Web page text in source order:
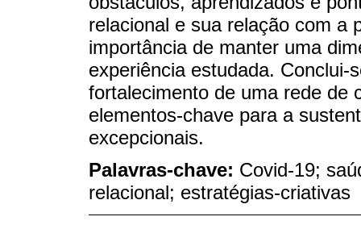
relacional e sua relação com a
importância de manter uma
experiência estudada. Conclui-
fortalecimento de uma rede de
elementos-chave para a
excepcionais.
Palavras-chave: Covid-19;
relacional; estratégias-criativas